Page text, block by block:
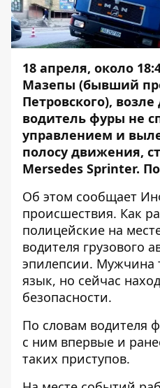
18 апреля, около
Мазепы (бывший
Петровского),
водитель фуры не
управлением и
полосу движения,
Mersedes Sprinter.
Об этом сообщает
происшествия. Как
полицейские на
водителя грузового
эпилепсии. Мужчина
язык, но сейчас
безопасности.
По словам водителя
с ним впервые и
таких приступов.